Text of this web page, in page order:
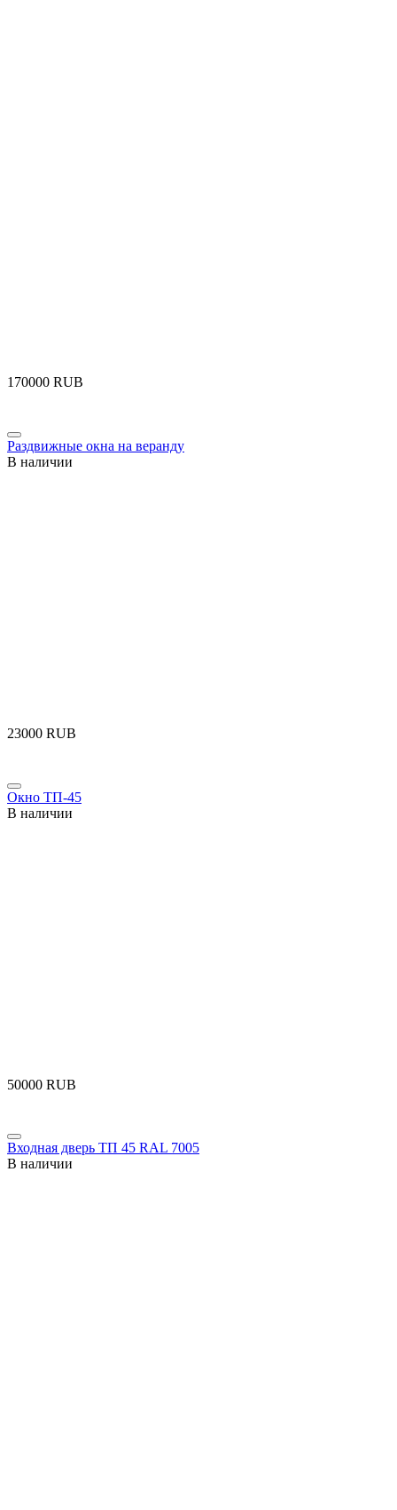
‍170000‍ RUB
Раздвижные окна на веранду
В наличии
‍23000‍ RUB
Окно ТП-45
В наличии
‍50000‍ RUB
Входная дверь ТП 45 RAL 7005
В наличии